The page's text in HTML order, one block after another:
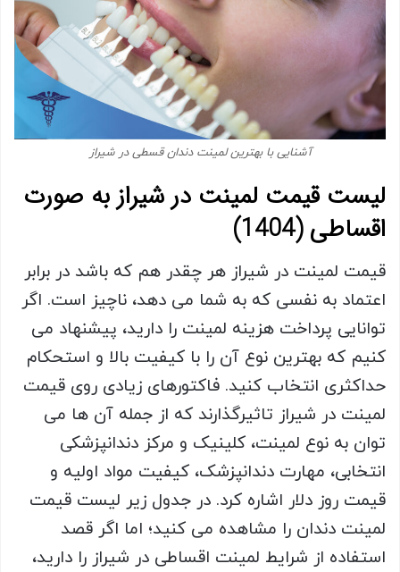
آشنایی با بهترین لمینت دندان قسطی در شیراز
لیست قیمت لمینت در شیراز به صورت
اقساطی (1404)
قیمت لمینت در شیراز هر چقدر هم که باشد در برابر
اعتماد به نفسی که به شما می دهد، ناچیز است. اگر
توانایی پرداخت هزینه لمینت را دارید، پیشنهاد می
کنیم که بهترین نوع آن را با کیفیت بالا و استحکام
حداکثری انتخاب کنید. فاکتورهای زیادی روی قیمت
لمینت در شیراز تاثیرگذارند که از جمله آن ها می
توان به نوع لمینت، کلینیک و مرکز دندانپزشکی
انتخابی، مهارت دندانپزشک، کیفیت مواد اولیه و
قیمت روز دلار اشاره کرد. در جدول زیر لیست قیمت
لمینت دندان را مشاهده می کنید؛ اما اگر قصد
استفاده از شرایط لمینت اقساطی در شیراز را دارید،